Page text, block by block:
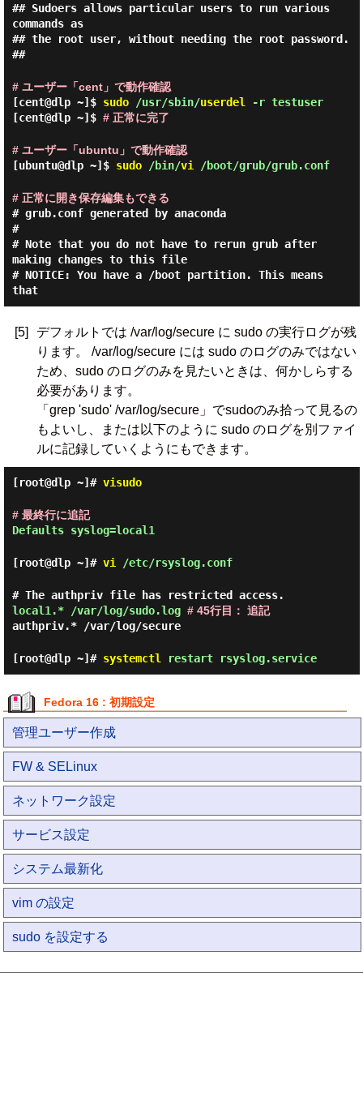
## Sudoers allows particular users to run various
commands as
## the root user, without needing the root password.
##
# ユーザー「cent」で動作確認
[cent@dlp ~]$ sudo/usr/sbin/userdel -r testuser
[cent@dlp ~]$ # 正常に完了
# ユーザー「ubuntu」で動作確認
[ubuntu@dlp ~]$ sudo/bin/vi /boot/grub/grub.conf
# 正常に開き保存編集もできる
# grub.conf generated by anaconda
#
# Note that you do not have to rerun grub after
making changes to this file
# NOTICE: You have a /boot partition. This means
that
[5]
デフォルトでは /var/log/secure に sudo の実行ログが残
ります。 /var/log/secure には sudo のログのみではない
ため、sudo のログのみを見たいときは、何かしらする
必要があります。
「grep 'sudo' /var/log/secure」でsudoのみ拾って見るの
もよいし、または以下のように sudo のログを別ファイ
ルに記録していくようにもできます。
[root@dlp ~]# visudo
# 最終行に追記
Defaults syslog=local1
[root@dlp ~]# vi /etc/rsyslog.conf
# The authpriv file has restricted access.
local1.*
/var/log/sudo.log # 45行目： 追記
authpriv.*
/var/log/secure
[root@dlp ~]# systemctl restart rsyslog.service
Fedora 16 : 初期設定
管理ユーザー作成
FW & SELinux
ネットワーク設定
サービス設定
システム最新化
vim の設定
sudo を設定する